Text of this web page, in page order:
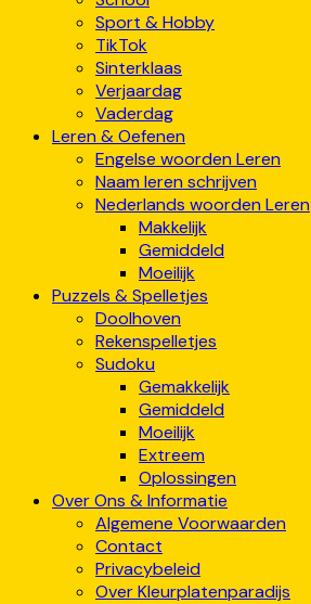
Sport & Hobby
TikTok
Sinterklaas
Verjaardag
Vaderdag
Leren & Oefenen
Engelse woorden Leren
Naam leren schrijven
Nederlands woorden Leren
Makkelijk
Gemiddeld
Moeilijk
Puzzels & Spelletjes
Doolhoven
Rekenspelletjes
Sudoku
Gemakkelijk
Gemiddeld
Moeilijk
Extreem
Oplossingen
Over Ons & Informatie
Algemene Voorwaarden
Contact
Privacybeleid
Over Kleurplatenparadijs